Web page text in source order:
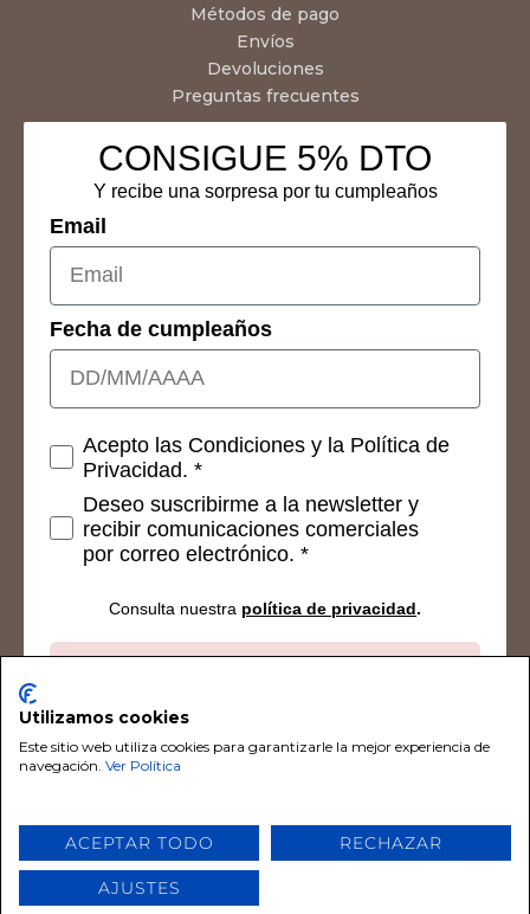
Métodos de pago
Envíos
Devoluciones
Preguntas frecuentes
CONSIGUE 5% DTO
Y recibe una sorpresa por tu cumpleaños
Email
Fecha de cumpleaños
Consetimientos
Acepto las Condiciones y la Política de
Privacidad. *
Deseo suscribirme a la newsletter y
recibir comunicaciones comerciales
por correo electrónico. *
Consulta nuestra política de privacidad.
© 2026 Chalk Paint De Tiza. Todos los derechos
reservados por Chalk Paint De Tiza
Utilizamos cookies
Este sitio web utiliza cookies para garantizarle la mejor experiencia de
navegación. Ver Política
ACEPTAR TODO RECHAZAR
AJUSTES